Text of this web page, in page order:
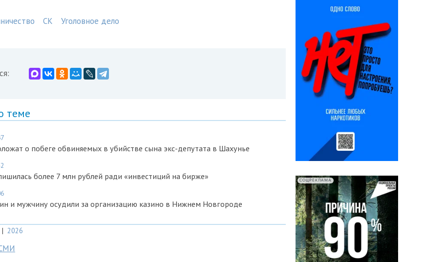
СК Уголовное дело
теме
о побеге обвиняемых в убийстве сына экс-депутата в Шахунье
более 7 млн рублей ради «инвестиций на бирже»
и мужчину осудили за организацию казино в Нижнем Новгороде
| 2026
СОЦРЕКЛАМА